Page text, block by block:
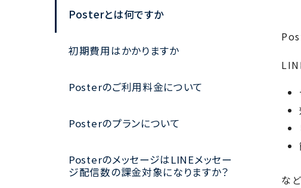
Posterとは何ですか
初期費用はかかりますか
Posterのご利用料金について
Posterのプランについて
PosterのメッセージはLINEメッセー
ジ配信数の課金対象になりますか？
な